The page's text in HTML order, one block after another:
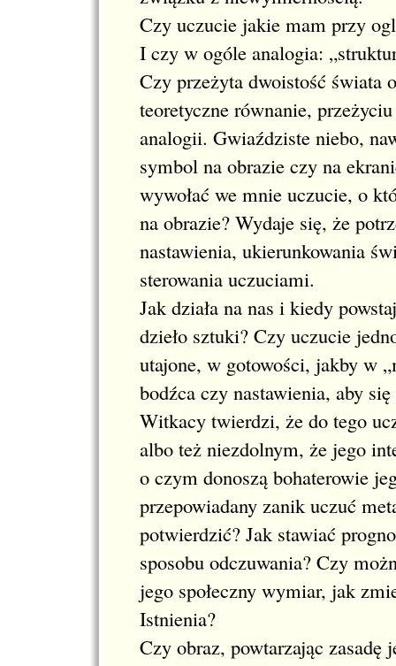
Czy uczucie jakie mam przy
I czy w ogóle analogia:
Czy przeżyta dwoistość świata
teoretyczne równanie,
analogii. Gwiaździste niebo,
symbol na obrazie czy na
wywołać we mnie uczucie, o
na obrazie? Wydaje się, że
nastawienia, ukierunkowania
sterowania uczuciami.
Jak działa na nas i kiedy
dzieło sztuki? Czy uczucie
utajone, w gotowości, jakby w
bodźca czy nastawienia, aby
Witkacy twierdzi, że do tego
albo też niezdolnym, że jego
o czym donoszą bohaterowie
przepowiadany zanik uczuć
potwierdzić? Jak stawiać
sposobu odczuwania? Czy
jego społeczny wymiar, jak
Istnienia?
Czy obraz, powtarzając